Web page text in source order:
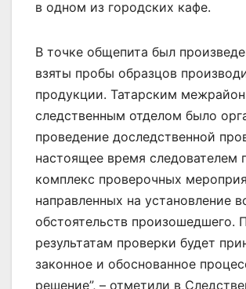
в одном из городских кафе.
В точке общепита был
взяты пробы образцов
продукции. Татарским
следственным отделом было
проведение доследственной
настоящее время следователем
комплекс проверочных
направленных на установление
обстоятельств произошедшего.
результатам проверки будет
законное и обоснованное
решение”, – отметили в